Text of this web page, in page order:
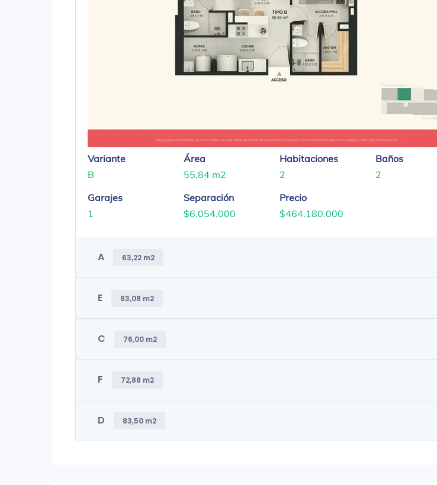
Variante
B
Área
55,84 m2
Habitaciones
2
Baños
2
Garajes
1
Separación
$6.054.000
Precio
$464.180.000
A 63,22 m2
E 63,08 m2
C 76,00 m2
F 72,88 m2
D 83,50 m2